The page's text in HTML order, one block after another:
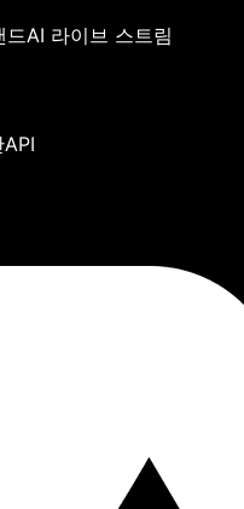
드AI 라이브 스트림
API